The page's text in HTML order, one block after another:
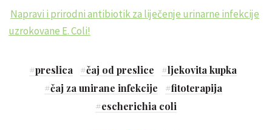
Napravi i prirodni antibiotik za liječenje urinarne infekcije
uzrokovane E. Coli!
#preslica #čaj od preslice #ljekovita kupka
#čaj za unirane infekcije #fitoterapija
#escherichia coli